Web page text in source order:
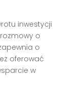
inwestycji
o
o
oferować
w